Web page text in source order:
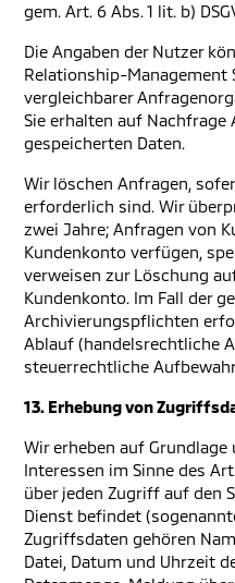
gem. Art. 6 Abs. 1 lit. b)
Die Angaben der Nutzer
Relationship-Management
vergleichbarer
Sie erhalten auf
gespeicherten Daten.
Wir löschen Anfragen,
erforderlich sind. Wir
zwei Jahre; Anfragen von
Kundenkonto verfügen,
verweisen zur Löschung
Kundenkonto. Im Fall der
Archivierungspflichten
Ablauf (handelsrechtliche
steuerrechtliche
13. Erhebung von
Wir erheben auf
Interessen im Sinne des
über jeden Zugriff auf den
Dienst befindet
Zugriffsdaten gehören
Datei, Datum und Uhrzeit